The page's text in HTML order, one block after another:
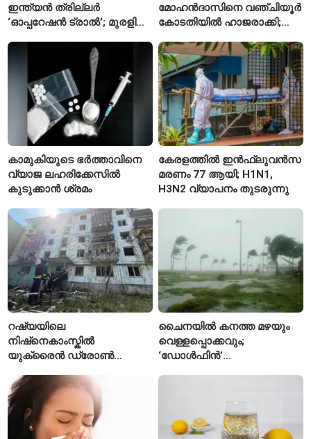
ഇന്ത്യൻ ത്രില്ലർ
‘ഓപ്പറേഷൻ ട്രാൽ’; മുരളി
മോഹൻദാസിനെ വഞ്ചിയൂർ
കോടതിയിൽ ഹാജരാക്കി;
കാമുകിയുടെ ഭർത്താവിനെ
വ്യാജ ലഹരിക്കേസിൽ
കുടുക്കാൻ ശ്രമം
കേരളത്തിൽ ഇൻഫ്ലുവൻസ
മരണം 77 ആയി; H1N1,
H3N2 വ്യാപനം തുടരുന്നു
റഷ്യയിലെ
നിഷ്‌നെകാംസ്കിൽ
യുക്രൈൻ ഡ്രോൺ
കൊല്ലപ്പെട്ടു, 39 പേർക്ക്
പരിക്ക്
ചൈനയിൽ കനത്ത മഴയും
വെള്ളപ്പൊക്കവും;
‘ഡോൾഫിൻ’